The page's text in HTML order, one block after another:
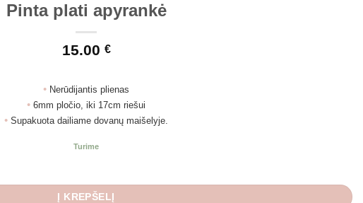
Pinta plati apyrankė
15.00 €
• Nerūdijantis plienas
• 6mm pločio, iki 17cm riešui
• Supakuota dailiame dovanų maišelyje.
Turime
Į KREPŠELĮ